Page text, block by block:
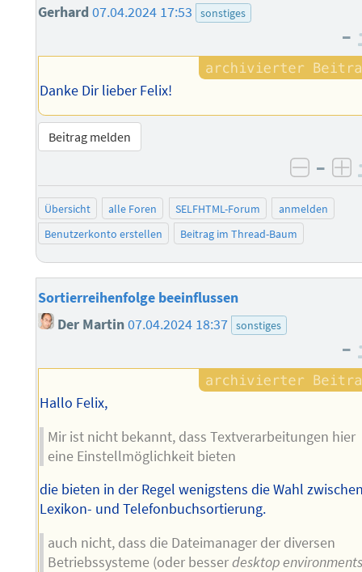
Gerhard 07.04.2024 17:53 sonstiges
–
Danke Dir lieber Felix!
Beitrag melden
–
Übersicht alle Foren SELFHTML-Forum
anmelden
Benutzerkonto erstellen
Beitrag im Thread-Baum
Sortierreihenfolge beeinflussen
Der Martin07.04.2024 18:37 sonstiges
–
Hallo Felix,
Mir ist nicht bekannt, dass Textverarbeitungen hier
eine Einstellmöglichkeit bieten
die bieten in der Regel wenigstens die Wahl
Lexikon- und Telefonbuchsortierung.
auch nicht, dass die Dateimanager der diversen
Betriebssysteme (oder besserdesktop